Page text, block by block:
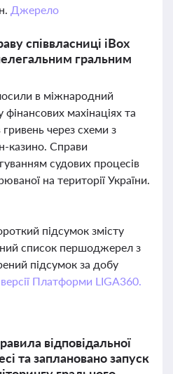
Джерело
співвласниці iBox
гральним
в міжнародний
махінаціях та
гривень через схеми з
казино. Справи
судових процесів
на території України.
підсумок змісту
список першоджерел з
підсумок за добу
Платформи LIGA360.
відповідальної
та заплановано запуск